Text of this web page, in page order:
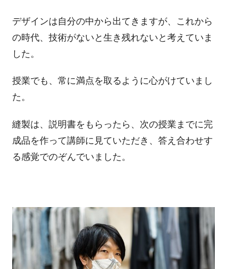
デザインは自分の中から出てきますが、これから
の時代、技術がないと生き残れないと考えていま
した。
授業でも、常に満点を取るように心がけていまし
た。
縫製は、説明書をもらったら、次の授業までに完
成品を作って講師に見ていただき、答え合わせす
る感覚でのぞんでいました。